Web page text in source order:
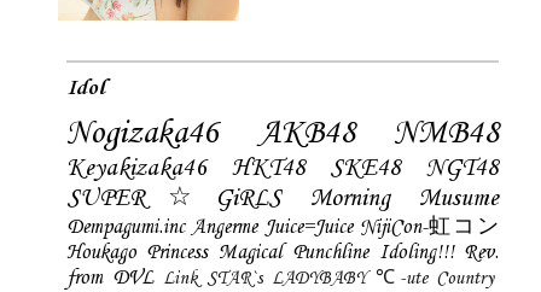
Idol
Nogizaka46 AKB48 NMB48
Keyakizaka46 HKT48 SKE48
NGT48
SUPER☆GiRLS
Morning Musume
Dempagumi.inc Angerme Juice=Juice NijiCon-虹コン
Houkago Princess Magical Punchline Idoling!!! Rev.
from DVL Link STAR`s LADYBABY ℃-ute Country